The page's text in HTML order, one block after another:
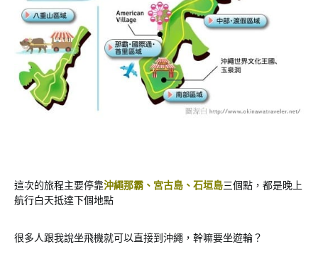
這次的旅程主要停靠沖繩那霸、宮古島、石垣島三個點，都是晚上
航行白天抵達下個地點
很多人跟我說坐飛機就可以直接到沖繩，幹嘛要坐遊輪？